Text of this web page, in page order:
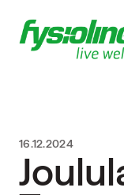
16.12.2024